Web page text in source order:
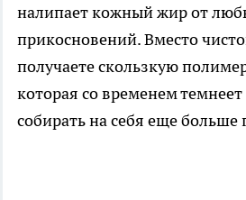
налипает кожный жир от
прикосновений. Вместо
получаете скользкую
которая со временем
собирать на себя еще больше